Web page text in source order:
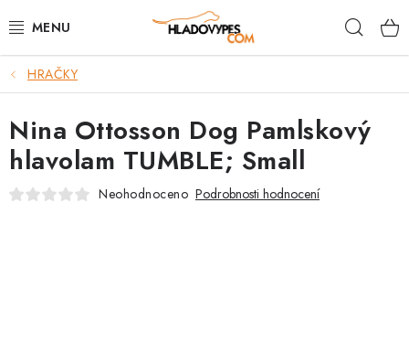
na
POTŘEBY PRO PSY
TAMI PŘEPRAVNÍ BOXY
SPORT SE PSEM
HRAČKY
Nina Ottosson Dog Pamlskový
hlavolam TUMBLE; Small
Neohodnoceno Podrobnosti hodnocení